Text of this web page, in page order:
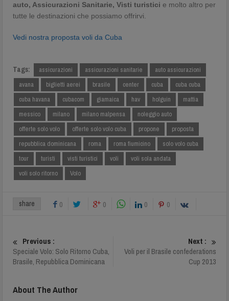
auto, Assicurazioni Sanitarie, Visti turistici e molto altro per
tutte le destinazioni che possiamo offrirvi.
Vedi nostra proposta voli da Cuba
Tags: assicurazioni assicurazioni sanitarie
auto assicurazioni
avana
biglietti aerei brasile center cuba
cuba cuba
cuba havana
cubacom giamaica hav holguin
mattia
messico
milano milano malpensa
noleggio auto
offerte solo volo
offerte solo volo cuba propone
proposta
repubblica dominicana
roma roma fiumicino
solo volo cuba
tour
turisti visti turistici voli
voli sola andata
voli solo ritorno
Volo
share 0 0 0 0
Previous :
Speciale Volo: Solo Ritorno Cuba,
Brasile, Repubblica Dominicana
Next :
Voli per il Brasile confederations
Cup 2013
About The Author